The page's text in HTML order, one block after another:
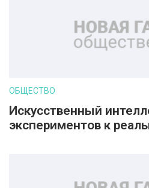
ОБЩЕСТВО
Искусственный
экспериментов к